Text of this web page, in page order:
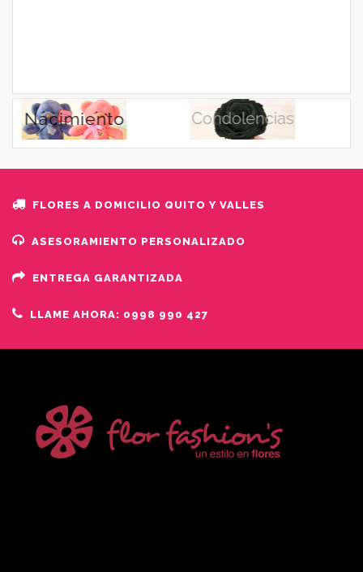
FLORES A DOMICILIO QUITO Y VALLES
ASESORAMIENTO PERSONALIZADO
ENTREGA GARANTIZADA
LLAME AHORA: 0998 990 427